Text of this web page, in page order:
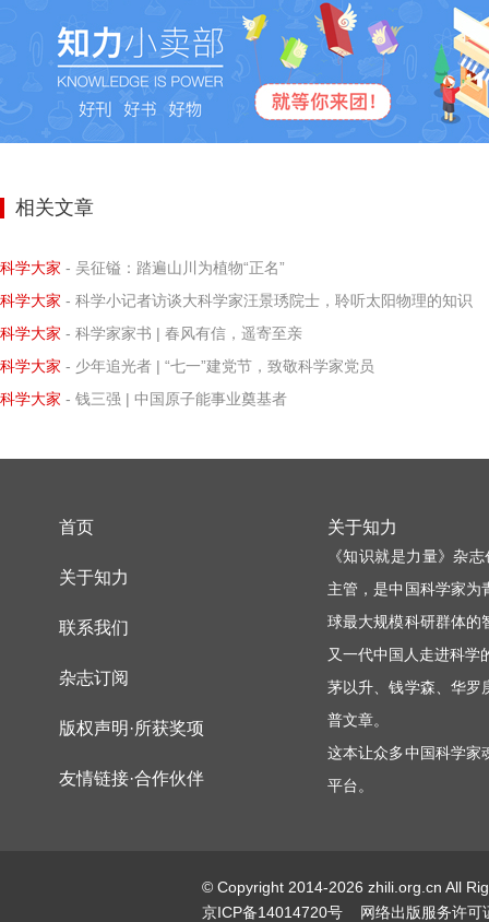
相关文章
科学大家 - 吴征镒：踏遍山川为植物“正名”
科学大家 - 科学小记者访谈大科学家汪景琇院士，聆听太阳物理的知识
科学大家 - 科学家家书 | 春风有信，遥寄至亲
科学大家 - 少年追光者 | “七一”建党节，致敬科学家党员
科学大家 - 钱三强 | 中国原子能事业奠基者
首页
关于知力
联系我们
杂志订阅
版权声明·所获奖项
友情链接·合作伙伴
关于知力
《知识就是力量》杂
主管，是中国科学家为
球最大规模科研群体的
又一代中国人走进科学
茅以升、钱学森、华罗
普文章。
这本让众多中国科学家
平台。
© Copyright 2014-2026 zhili.org.cn All
京ICP备14014720号
网络出版服务许可